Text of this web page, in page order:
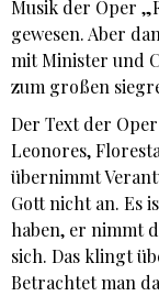
Musik der Oper
gewesen. Aber
mit Minister und
zum großen
Der Text der
Leonores,
übernimmt
Gott nicht an. Es
haben, er nimmt
sich. Das klingt
Betrachtet man